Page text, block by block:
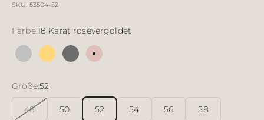
SKU: 53504-52
Farbe:18 Karat rosévergoldet
Silber18 Karat vergoldetes Silber
Sterlingsilber rutheniert
18 Karat rosévergoldet
Größe:52
48 50 52 54 56 58